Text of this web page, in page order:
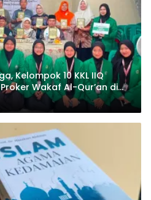
Kelompok 10 KKL IIQ
Wakaf Al-Qur’an di